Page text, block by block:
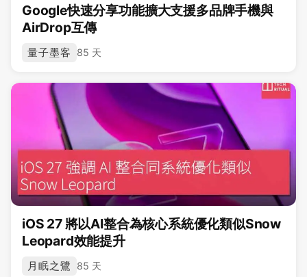
Google快速分享功能擴大支援多品牌手機與
AirDrop互傳
量子墨客 85 天
iOS 27 將以AI整合為核心系統優化類似Snow
Leopard效能提升
月眠之鷺 85 天